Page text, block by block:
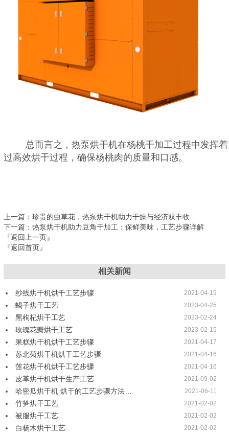
总而言之，热泵烘干机在杨桃干加工过程中发挥
过高效烘干过程，确保杨桃肉的质量和口感。
上一篇 ：珍贵的虫草花，热泵烘干机助力干燥与经济双丰收
下一篇 ：热泵烘干机助力豆角干加工：保鲜美味，工艺步骤详解
『返回上一页』
『返回首页』
相关新闻
纱线烘干机烘干工艺步骤 2021-04-19
蝎子烘干工艺 2023-04-25
黑枸杞烘干工艺 2023-02-24
玫瑰花瓣烘干工艺 2023-02-15
果糕烘干机烘干工艺步骤 2021-04-17
苏北菊烘干机烘干工艺步骤 2021-04-16
莲花烘干机烘干工艺步骤 2021-04-16
皮革烘干机烘干生产工艺 2021-09-02
哈密瓜烘干机 烘干的工艺步骤方法… 2021-06-11
竹笋烘干工艺 2021-02-02
被服烘干工艺 2021-02-02
白杨木烘干工艺 2021-02-02